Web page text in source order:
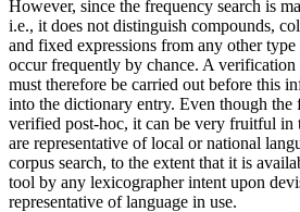
However, since the frequency search is
i.e., it does not distinguish compounds,
and fixed expressions from any other
occur frequently by chance. A verification
must therefore be carried out before this
into the dictionary entry. Even though the
verified post-hoc, it can be very fruitful in
are representative of local or national
corpus search, to the extent that it is
tool by any lexicographer intent upon
representative of language in use.